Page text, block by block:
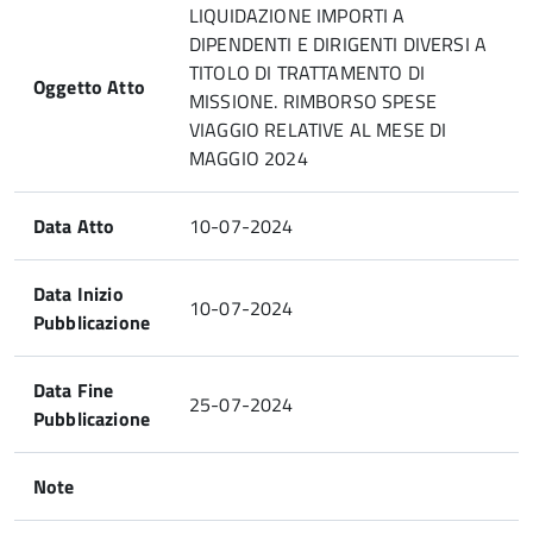
Oggetto Atto
LIQUIDAZIONE IMPORTI A
DIPENDENTI E DIRIGENTI DIVERSI A
TITOLO DI TRATTAMENTO DI
MISSIONE. RIMBORSO SPESE
VIAGGIO RELATIVE AL MESE DI
MAGGIO 2024
Data Atto 10-07-2024
Data Inizio
Pubblicazione
10-07-2024
Data Fine
Pubblicazione
25-07-2024
Note